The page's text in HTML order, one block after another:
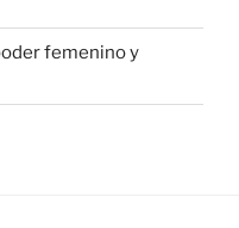
femenino y